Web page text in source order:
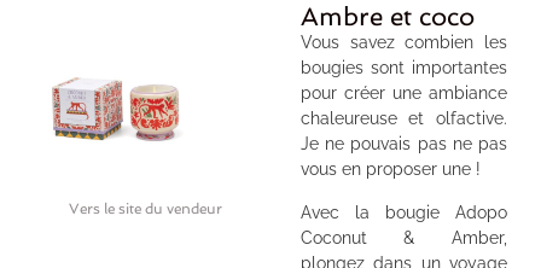
Vers le site du vendeur
Ambre et coco
Vous savez combien les
bougies sont importantes
pour créer une ambiance
chaleureuse et olfactive.
Je ne pouvais pas ne pas
vous en proposer une !
Avec la
bougie Adopo
Coconut & Amber,
plongez dans un voyage